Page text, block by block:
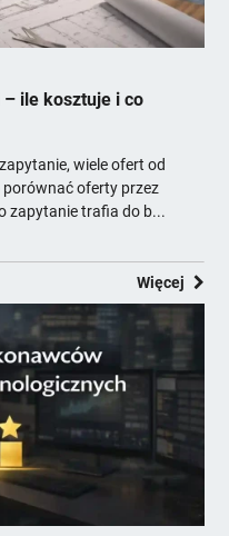
ile kosztuje i co
wiele ofert od
oferty przez
zapytanie trafia do b...
Więcej